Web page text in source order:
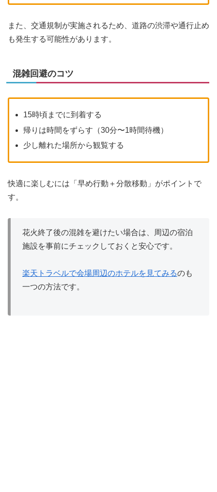
また、交通規制が実施されるため、道路の渋滞や通行止め
も発生する可能性があります。
混雑回避のコツ
15時頃までに到着する
帰りは時間をずらす（30分〜1時間待機）
少し離れた場所から観覧する
快適に楽しむには「早め行動＋分散移動」がポイントで
す。
花火終了後の混雑を避けたい場合は、周辺の宿泊
施設を事前にチェックしておくと安心です。
楽天トラベルで会場周辺のホテルを見てみるのも
一つの方法です。